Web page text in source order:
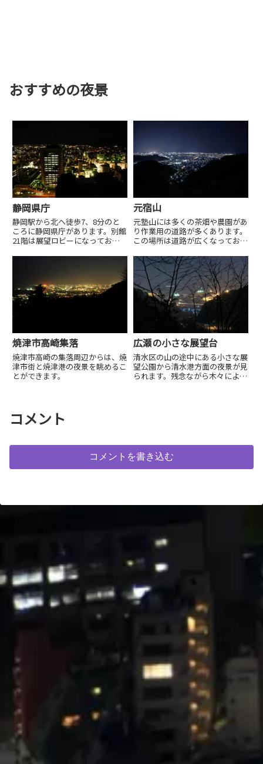
おすすめの夜景
静岡県庁
静岡駅から北へ徒歩7、8分のと
ころに静岡県庁があります。別館
21階は展望ロビーになっており
す。静岡市内の夜景を一望できま
元宿山
元塾山には多くの茶畑や農園があ
り作業用の道路が多くあります。
この場所は道路が広くなってお
ることができます。
焼津市高崎集落
焼津市高崎の集落周辺からは、焼
津市街と焼津港の夜景を眺めるこ
とができます。
広瀬の小さな展望台
清水区の山の途中にある小さな展
望公園から清水港方面の夜景が見
られます。残念ながら木々により
コメント
コメントを書き込む